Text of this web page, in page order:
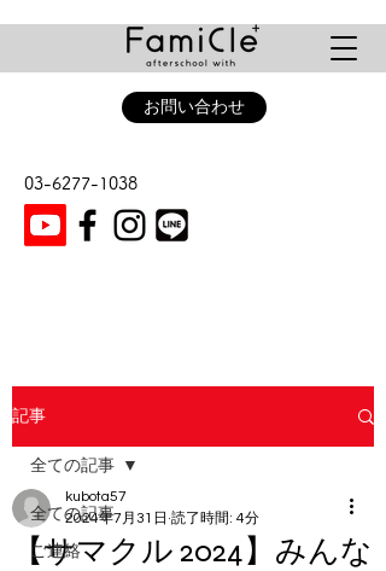
お問い合わせ
03-6277-1038
記事
全ての記事
ご連絡
全ての記事
【サマクル 2024】みんな
kubota57
2024年7月31日 読了時間: 4分